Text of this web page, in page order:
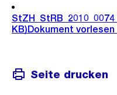
StZH_StRB_2010_0074
KB)Dokument vorlesen
Seite drucken